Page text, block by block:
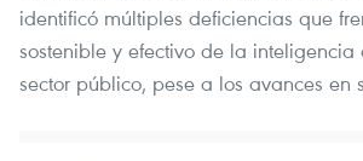
identificó múltiples deficiencias que
sostenible y efectivo de la inteligencia
sector público, pese a los avances en